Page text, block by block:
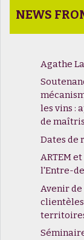
NEWS
Agathe
les vins :
de
Dates de
ARTEM
l'Entre-
Avenir